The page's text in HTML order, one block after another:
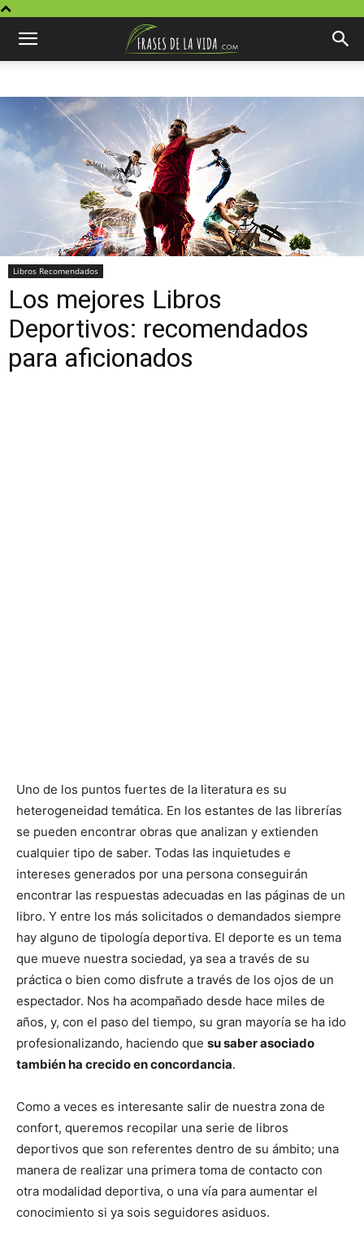
Libros Recomendados
Los mejores Libros
Deportivos: recomendados
para aficionados
Uno de los puntos fuertes de la literatura es su
heterogeneidad temática. En los estantes de las librerías
se pueden encontrar obras que analizan y extienden
cualquier tipo de saber. Todas las inquietudes e
intereses generados por una persona conseguirán
encontrar las respuestas adecuadas en las páginas de un
libro. Y entre los más solicitados o demandados siempre
hay alguno de tipología deportiva. El deporte es un tema
que mueve nuestra sociedad, ya sea a través de su
práctica o bien como disfrute a través de los ojos de un
espectador. Nos ha acompañado desde hace miles de
años, y, con el paso del tiempo, su gran mayoría se ha ido
profesionalizando, haciendo que su saber asociado
también ha crecido en concordancia.
Como a veces es interesante salir de nuestra zona de
confort, queremos recopilar una serie de libros
deportivos que son referentes dentro de su ámbito; una
manera de realizar una primera toma de contacto con
otra modalidad deportiva, o una vía para aumentar el
conocimiento si ya sois seguidores asiduos.